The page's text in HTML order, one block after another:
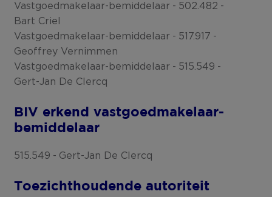
Vastgoedmakelaar-bemiddelaar
502.482
Bart Criel
Vastgoedmakelaar-bemiddelaar
517.917
Geoffrey Vernimmen
Vastgoedmakelaar-bemiddelaar
515.549
Gert-Jan De Clercq
BIV erkend vastgoedmakelaar-
bemiddelaar
515.549 Gert-Jan De Clercq
Toezichthoudende autoriteit